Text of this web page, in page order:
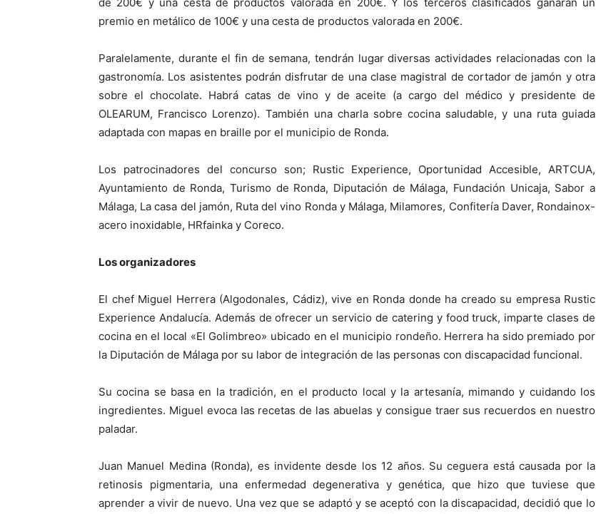
premio en metálico de 100€ y una cesta de productos valorada en 200€.
Paralelamente, durante el fin de semana, tendrán lugar diversas actividades relacionadas con la
gastronomía. Los asistentes podrán disfrutar de una clase magistral de cortador de jamón y otra
sobre el chocolate. Habrá catas de vino y de aceite (a cargo del médico y presidente de
OLEARUM, Francisco Lorenzo). También una charla sobre cocina saludable, y una ruta guiada
adaptada con mapas en braille por el municipio de Ronda.
Los patrocinadores del concurso son; Rustic Experience, Oportunidad Accesible, ARTCUA,
Ayuntamiento de Ronda, Turismo de Ronda, Diputación de Málaga, Fundación Unicaja, Sabor a
Málaga, La casa del jamón, Ruta del vino Ronda y Málaga, Milamores, Confitería Daver, Rondainox-
acero inoxidable, HRfainka y Coreco.
Los organizadores
El chef Miguel Herrera (Algodonales, Cádiz), vive en Ronda donde ha creado su empresa Rustic
Experience Andalucía. Además de ofrecer un servicio de catering y food truck, imparte clases de
cocina en el local «El Golimbreo» ubicado en el municipio rondeño. Herrera ha sido premiado por
la Diputación de Málaga por su labor de integración de las personas con discapacidad funcional.
Su cocina se basa en la tradición, en el producto local y la artesanía, mimando y cuidando los
ingredientes. Miguel evoca las recetas de las abuelas y consigue traer sus recuerdos en nuestro
paladar.
Juan Manuel Medina (Ronda), es invidente desde los 12 años. Su ceguera está causada por la
retinosis pigmentaria, una enfermedad degenerativa y genética, que hizo que tuviese que
aprender a vivir de nuevo. Una vez que se adaptó y se aceptó con la discapacidad, decidió que lo